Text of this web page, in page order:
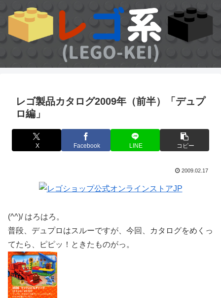
レゴ製品カタログ2009年（前半）「デュプ
ロ編」
X Facebook LINE コピー
2009.02.17
(^^)/ はろはろ。
普段、デュプロはスルーですが、今回、カタログをめくっ
てたら、ピピッ！ときたものがっ。